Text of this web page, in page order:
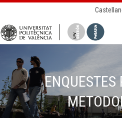
ENQUESTES